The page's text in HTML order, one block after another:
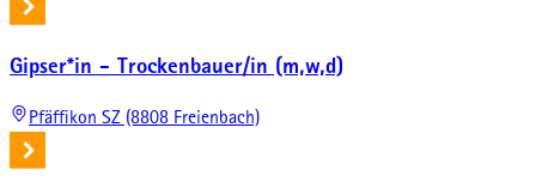
Gipser*in - Trockenbauer/in (m,w,d)
Pfäffikon SZ (8808 Freienbach)